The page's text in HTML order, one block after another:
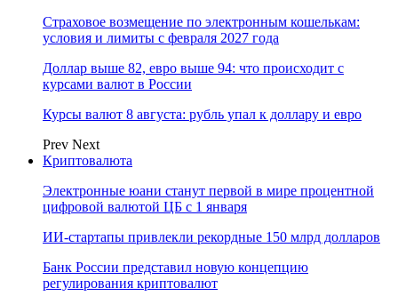
Страховое возмещение по электронным кошелькам:
условия и лимиты с февраля 2027 года
Доллар выше 82, евро выше 94: что происходит с
курсами валют в России
Курсы валют 8 августа: рубль упал к доллару и евро
Prev Next
Криптовалюта
Электронные юани станут первой в мире процентной
цифровой валютой ЦБ с 1 января
ИИ-стартапы привлекли рекордные 150 млрд долларов
Банк России представил новую концепцию
регулирования криптовалют